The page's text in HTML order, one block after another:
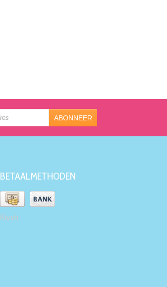
ABONNEER
BETAALMETHODEN
Kiyoh